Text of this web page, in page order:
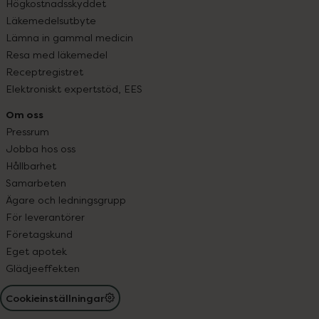
Högkostnadsskyddet
Läkemedelsutbyte
Lämna in gammal medicin
Resa med läkemedel
Receptregistret
Elektroniskt expertstöd, EES
Om oss
Pressrum
Jobba hos oss
Hållbarhet
Samarbeten
Ägare och ledningsgrupp
För leverantörer
Företagskund
Eget apotek
Glädjeeffekten
Cookieinställningar